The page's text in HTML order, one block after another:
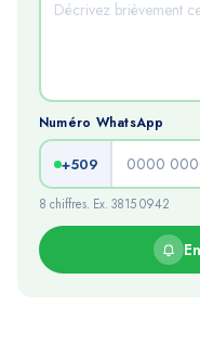
Numéro WhatsApp
+509
8 chiffres. Ex. 3815 0942